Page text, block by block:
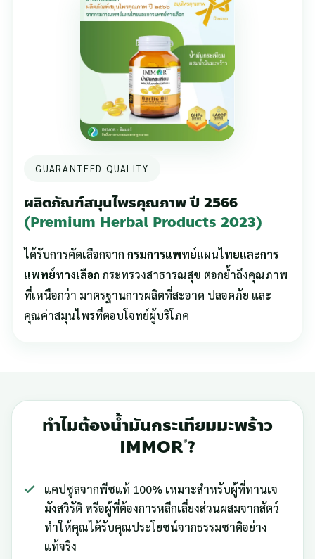
GUARANTEED QUALITY
ผลิตภัณฑ์สมุนไพรคุณภาพ ปี 2566
(Premium Herbal Products 2023)
ได้รับการคัดเลือกจาก กรมการแพทย์แผนไทยและการ
แพทย์ทางเลือก กระทรวงสาธารณสุข ตอกย้ำถึงคุณภาพ
ที่เหนือกว่า มาตรฐานการผลิตที่สะอาด ปลอดภัย และ
คุณค่าสมุนไพรที่ตอบโจทย์ผู้บริโภค
ทำไมต้องน้ำมันกระเทียมมะพร้าว
IMMOR®?
แคปซูลจากพืชแท้ 100% เหมาะสำหรับผู้ที่ทานเจ
มังสวิรัติ หรือผู้ที่ต้องการหลีกเลี่ยงส่วนผสมจากสัตว์
ทำให้คุณได้รับคุณประโยชน์จากธรรมชาติอย่าง
แท้จริง